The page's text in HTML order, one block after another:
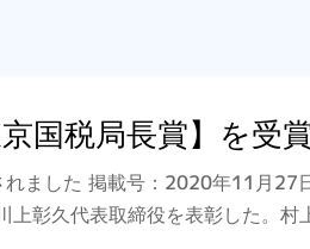
国税局長賞】を受
れました 掲載号：2020年11月
上彰久代表取締役を表彰した。